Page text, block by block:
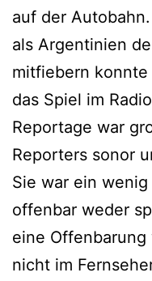
auf der
als Argentinien
mitfiebern
das Spiel im
Reportage war
Reporters sonor
Sie war ein
offenbar weder
eine
nicht im